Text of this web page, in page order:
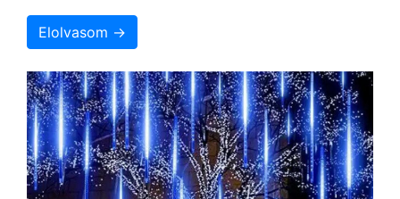
Elolvasom →